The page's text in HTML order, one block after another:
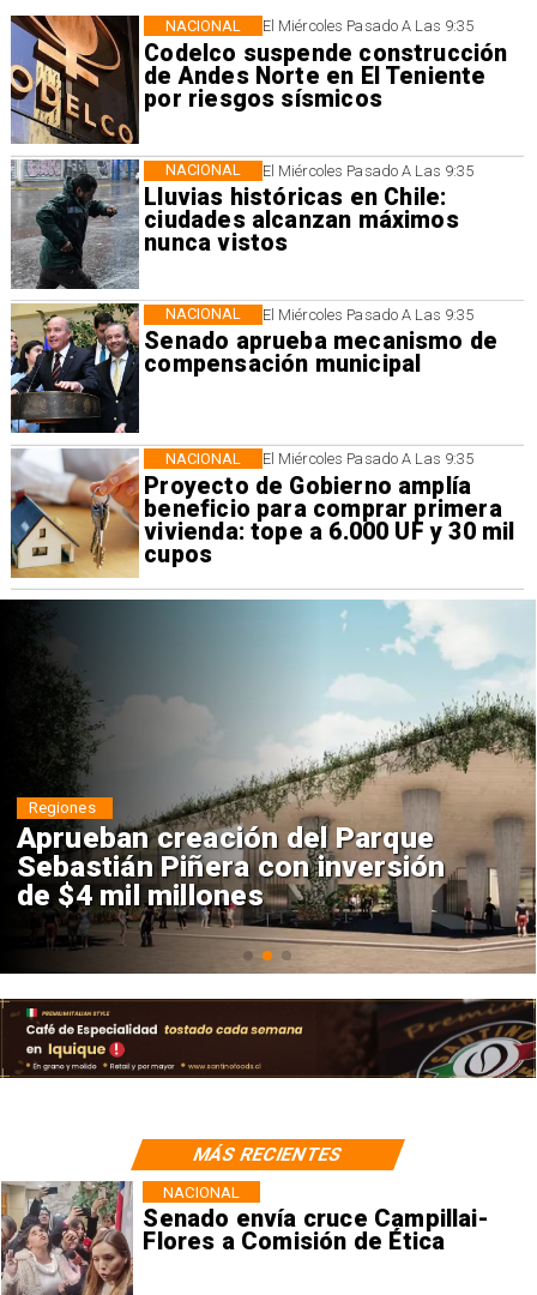
El Miércoles Pasado A Las 9:35
Codelco suspende construcción
de Andes Norte en El Teniente
por riesgos sísmicos
NACIONAL
El Miércoles Pasado A Las 9:35
Lluvias históricas en Chile:
ciudades alcanzan máximos
nunca vistos
NACIONAL
El Miércoles Pasado A Las 9:35
Senado aprueba mecanismo de
compensación municipal
NACIONAL
El Miércoles Pasado A Las 9:35
Proyecto de Gobierno amplía
beneficio para comprar primera
vivienda: tope a 6.000 UF y 30 mil
cupos
NACIONAL
Aprueban creación del Parque
Sebastián Piñera con inversión
de $4 mil millones
Regiones
Senado envía cruce Campillai-
Flores a Comisión de Ética
NACIONAL
MÁS RECIENTES